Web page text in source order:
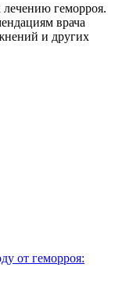
геморроя.
врача
и других
от геморроя: